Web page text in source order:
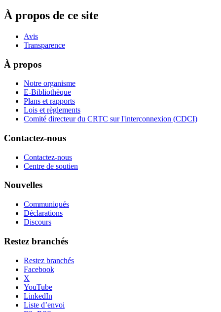
À propos de ce site
Avis
Transparence
À propos
Notre organisme
E-Bibliothèque
Plans et rapports
Lois et règlements
Comité directeur du CRTC sur l'interconnexion (CDCI)
Contactez-nous
Contactez-nous
Centre de soutien
Nouvelles
Communiqués
Déclarations
Discours
Restez branchés
Restez branchés
Facebook
X
YouTube
LinkedIn
Liste d’envoi